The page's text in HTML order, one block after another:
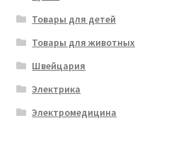
Товары для детей
Товары для животных
Швейцария
Электрика
Электромедицина